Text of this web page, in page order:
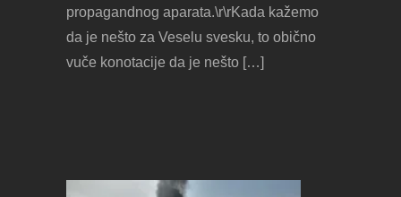
propagandnog aparata.\r\rKada kažemo
da je nešto za Veselu svesku, to obično
vuče konotacije da je nešto […]